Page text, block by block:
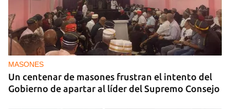
MASONES
Un centenar de masones frustran el intento del
Gobierno de apartar al líder del Supremo Consejo